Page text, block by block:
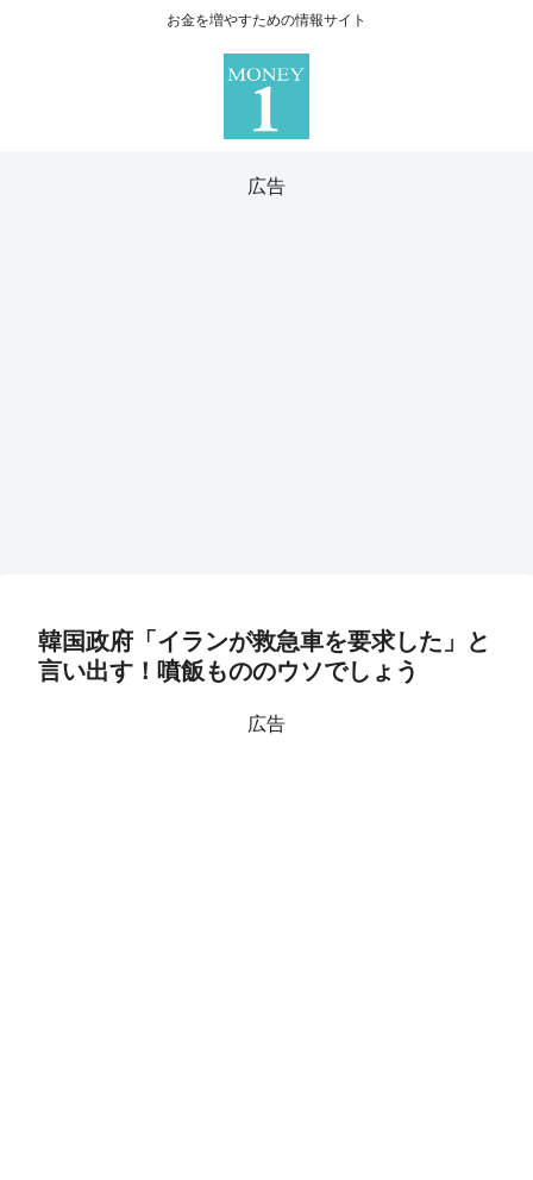
お金を増やすための情報サイト
広告
韓国政府「イランが救急車を要求した」と
言い出す！噴飯もののウソでしょう
広告